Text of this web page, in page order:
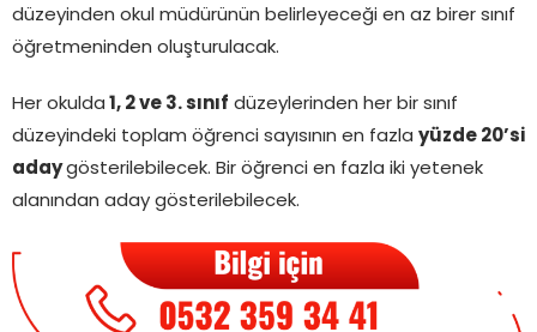
düzeyinden okul müdürünün belirleyeceği en az birer sınıf
öğretmeninden oluşturulacak.
Her okulda 1, 2 ve 3. sınıf düzeylerinden her bir sınıf
düzeyindeki toplam öğrenci sayısının en fazla yüzde 20’si
adaygösterilebilecek. Bir öğrenci en fazla iki yetenek
alanından aday gösterilebilecek.